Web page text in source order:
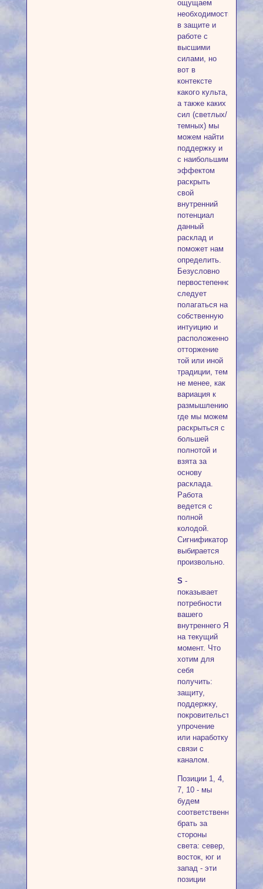
ощущаем
необходимость
в защите и
работе с
высшими
силами, но
вот в
контексте
какого культа,
а также каких
сил (светлых/
темных) мы
можем найти
поддержку и
с наибольшим
эффектом
раскрыть
свой
внутренний
потенциал
данный
расклад и
поможет нам
определить.
Безусловно
первостепенно
следует
полагаться на
собственную
интуицию и
расположенность/
отторжение
той или иной
традиции, тем
не менее, как
вариация к
размышлению
где мы можем
раскрыться с
большей
полнотой и
взята за
основу
расклада.
Работа
ведется с
полной
колодой.
Сигнификатор
выбирается
произвольно.
S -
показывает
потребности
вашего
внутреннего Я
на текущий
момент. Что
хотим для
себя
получить:
защиту,
поддержку,
покровительство,
упрочение
или наработку
связи с
каналом.
Позиции 1, 4,
7, 10 - мы
будем
соответственно
брать за
стороны
света: север,
восток, юг и
запад - эти
позиции